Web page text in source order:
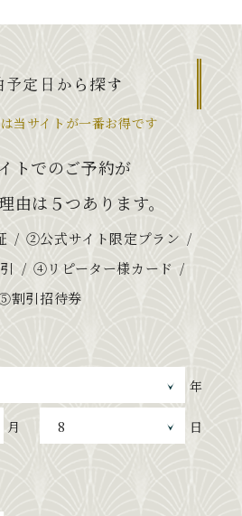
予定日から探す
当サイトが一番お得です
トでのご予約が
由は５つあります。
②公式サイト限定プラン
④リピーター様カード
割引招待券
年
月
日